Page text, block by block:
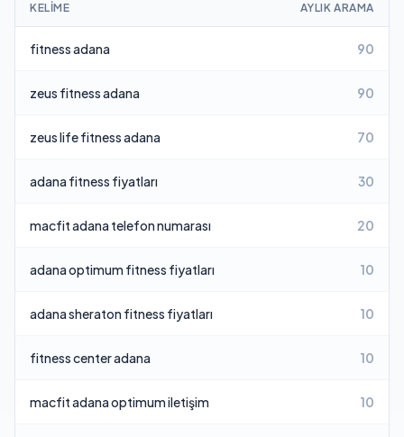
KELIME AYLIK ARAMA
fitness adana 90
zeus fitness adana 90
zeus life fitness adana 70
adana fitness fiyatları 30
macfit adana telefon numarası 20
adana optimum fitness fiyatları 10
adana sheraton fitness fiyatları 10
fitness center adana 10
macfit adana optimum iletişim 10